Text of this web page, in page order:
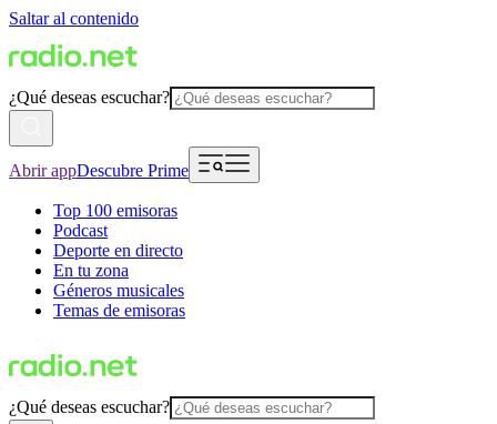
Saltar al contenido
¿Qué deseas escuchar?
Abrir appDescubre Prime
Top 100 emisoras
Podcast
Deporte en directo
En tu zona
Géneros musicales
Temas de emisoras
¿Qué deseas escuchar?